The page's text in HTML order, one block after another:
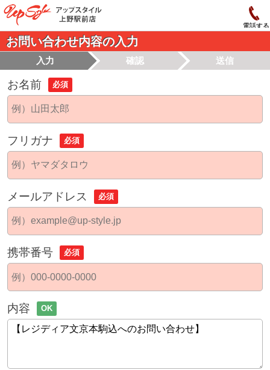
電話する
お問い合わせ内容の入力
入力 確認 送信
お名前 必須
フリガナ 必須
メールアドレス 必須
携帯番号 必須
内容 OK